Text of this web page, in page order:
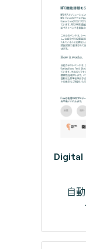
Digital
自